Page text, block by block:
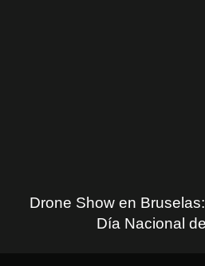
Drone Show en
Día Nacional